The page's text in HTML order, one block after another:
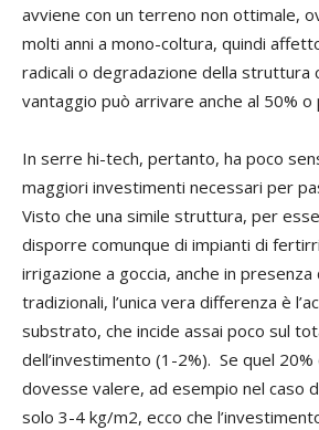
avviene con un terreno non ottimale,
molti anni a mono-coltura, quindi
radicali o degradazione della struttura
vantaggio può arrivare anche al 50% o
In serre hi-tech, pertanto, ha poco
maggiori investimenti necessari per
Visto che una simile struttura, per
disporre comunque di impianti di
irrigazione a goccia, anche in presenza
tradizionali, l’unica vera differenza è
substrato, che incide assai poco sul
dell’investimento (1-2%). Se quel
dovesse valere, ad esempio nel caso
solo 3-4 kg/m2, ecco che